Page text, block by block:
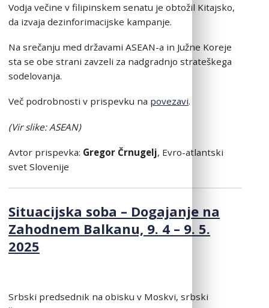
Vodja večine v filipinskem senatu je obtožil Kitajsko,
da izvaja dezinforimacijske kampanje.
Na srečanju med državami ASEAN-a in Južne Koreje
sta se obe strani zavzeli za nadgradnjo strateškega
sodelovanja.
Več podrobnosti v prispevku na povezavi.
(Vir slike: ASEAN)
Avtor prispevka: Gregor Črnugelj, Evro-atlantski
svet Slovenije
Situacijska soba – Dogajanje na
Zahodnem Balkanu, 9. 4 – 9. 5.
2025
Srbski predsednik na obisku v Moskvi, srbski